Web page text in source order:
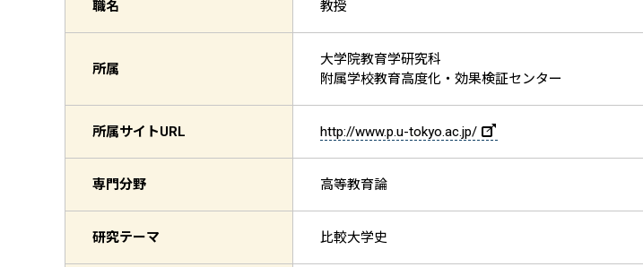
職名 教授
所属
大学院教育学研究科
附属学校教育高度化・効果検証センター
所属サイトURL http://www.p.u-tokyo.ac.jp/
専門分野 高等教育論
研究テーマ 比較大学史